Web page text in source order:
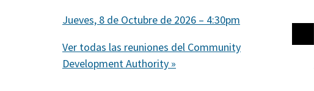
Jueves, 8 de Octubre de 2026 – 4:30pm
Ver todas las reuniones del Community
Development Authority »